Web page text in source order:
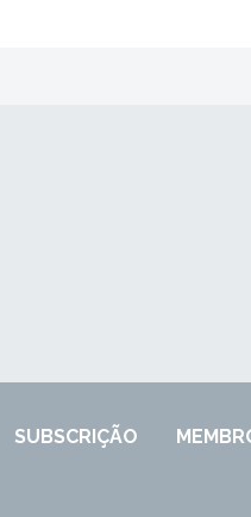
SUBSCRIÇÃO